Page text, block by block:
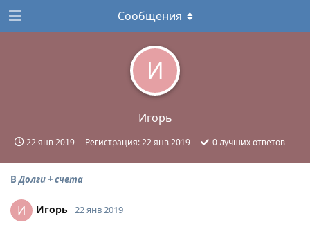
И
Игорь
22 янв 2019 Регистрация:22 янв 2019 0лучших ответов
Сообщения
ВДолги + счета
И Игорь 22 янв 2019